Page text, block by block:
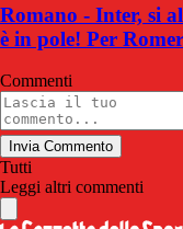
Romano - Inter, si
è in pole! Per
Commenti
Invia Commento
Tutti
Leggi altri commenti